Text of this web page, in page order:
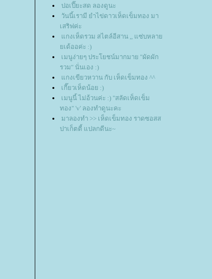
ปอเปี๊ยะสด ลองดูนะ
วันนี้เรามี ยำไข่ดาวเห็ดเข็มทอง มา
เสริฟค่ะ
กงเห็ดรวม สไตล์อีสาน ,, แซ่บหลา
เด้ออค่ะ :)
เมนูง่ายๆ ประโยชน์มากมาย "ผัดผัก
รวม" นั่นเอง :)
กงเขียวหวาน กับ เห็ดเข็มทอง ^^
เกี๊ยวเห็ดน้อย :)
เมนูนี้ ไม่อ้วนค่ะ :) "สลัดเห็ดเข็ม
ทอง" 'v' ลองทำดูนะคะ
มาลองทำ >> เห็ดเข็มทอง ราดซอสส
ปาเก็ตตี้ แปลกดีนะ~